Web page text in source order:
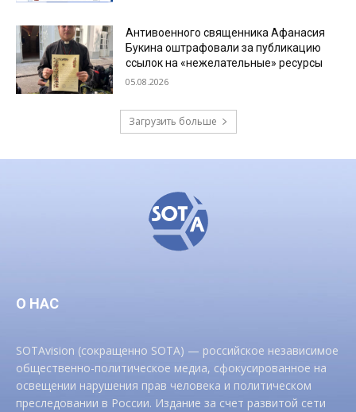
Антивоенного священника Афанасия
Букина оштрафовали за публикацию
ссылок на «нежелательные» ресурсы
05.08.2026
Загрузить больше
О НАС
SOTAvision (сокращенно SOTA) — российское независимое
общественно-политическое медиа, сфокусированное на
освещении нарушения прав человека и политическом
преследовании в России. Издание за счет развитой сети